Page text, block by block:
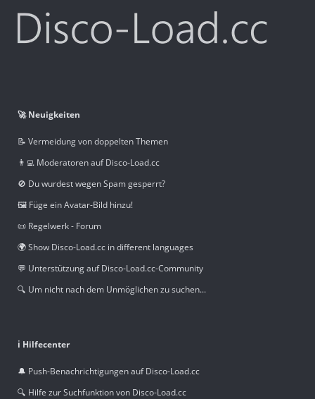
🚀 Neuigkeiten
📝 Vermeidung von doppelten Themen
👨‍💻 Moderatoren auf Disco-Load.cc
🚫 Du wurdest wegen Spam gesperrt?
🖼️ Füge ein Avatar-Bild hinzu!
📜 Regelwerk - Forum
🌍 Show Disco-Load.cc in different languages
💬 Unterstützung auf Disco-Load.cc-Community
🔍 Um nicht nach dem Unmöglichen zu suchen...
ℹ️ Hilfecenter
🔔 Push-Benachrichtigungen auf Disco-Load.cc
🔍 Hilfe zur Suchfunktion von Disco-Load.cc